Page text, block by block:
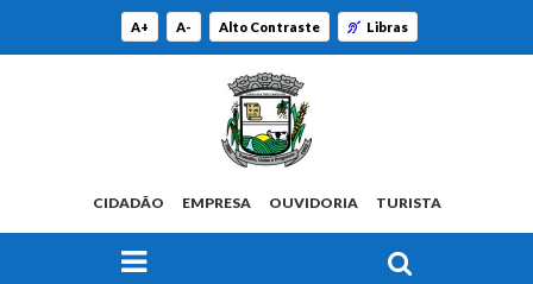
A+ A- Alto Contraste Libras
CIDADÃO EMPRESA OUVIDORIA TURISTA